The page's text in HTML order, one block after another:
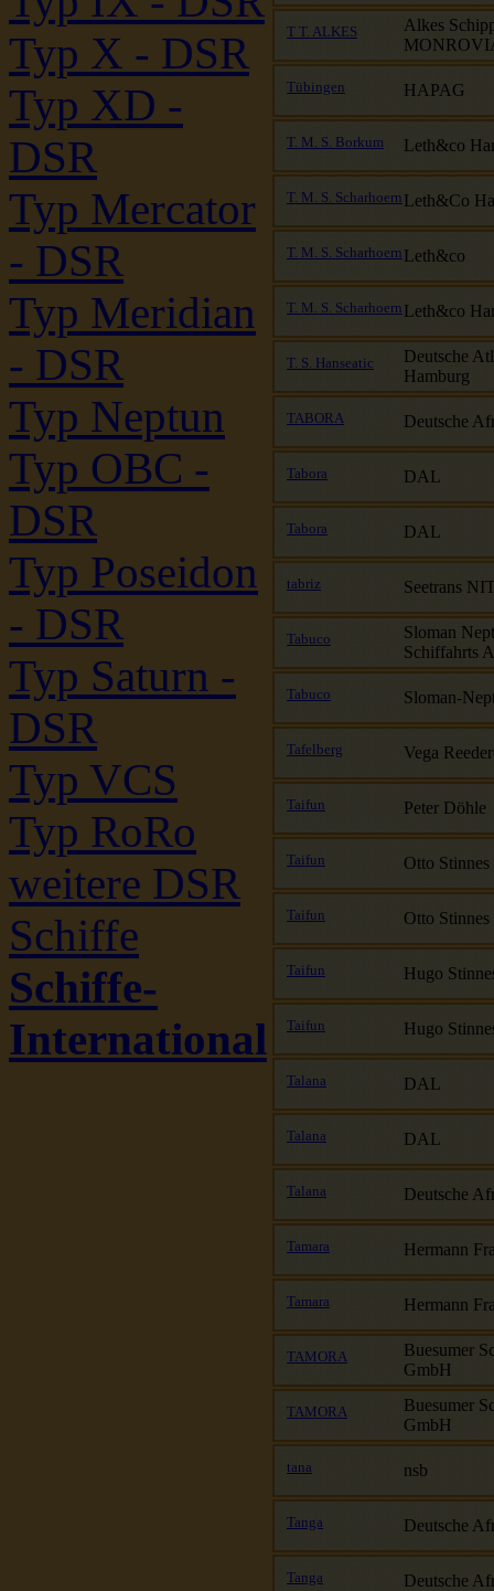
Typ X - DSR
Typ XD -
DSR
Typ Mercator
- DSR
Typ Meridian
- DSR
Typ Neptun
Typ OBC -
DSR
Typ Poseidon
- DSR
Typ Saturn -
DSR
Typ VCS
Typ RoRo
weitere DSR
Schiffe
Schiffe-
International
T T. ALKES
Alkes
Tübingen HAPAG
T. M. S. Borkum Leth&co
T. M. S. Scharhoern Leth&Co
T. M. S. Scharhoern Leth&co
T. M. S. Scharhoern Leth&co
T. S. Hanseatic
Deutsche
Hamburg
TABORA Deutsche
Tabora DAL
Tabora DAL
tabriz Seetrans
Tabuco
Sloman
Schiffahrts
Tabuco Sloman-
Tafelberg Vega
Taifun Peter Döhle
Taifun Otto Stinnes
Taifun Otto Stinnes
Taifun Hugo
Taifun Hugo
Talana DAL
Talana DAL
Talana Deutsche
Tamara Hermann
Tamara Hermann
TAMORA
Buesumer
GmbH
TAMORA
Buesumer
GmbH
tana nsb
Tanga Deutsche
Tanga Deutsche